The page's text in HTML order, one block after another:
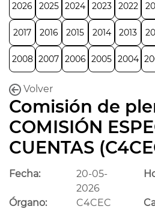
2026 2025 2024 2023 2022
2017 2016 2015 2014 2013
2008 2007 2006 2005 2004
Volver
Comisión de
COMISIÓN
CUENTAS
Fecha:
20-05-
2026
Órgano: C4CEC